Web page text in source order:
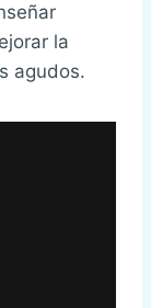
la
agudos.